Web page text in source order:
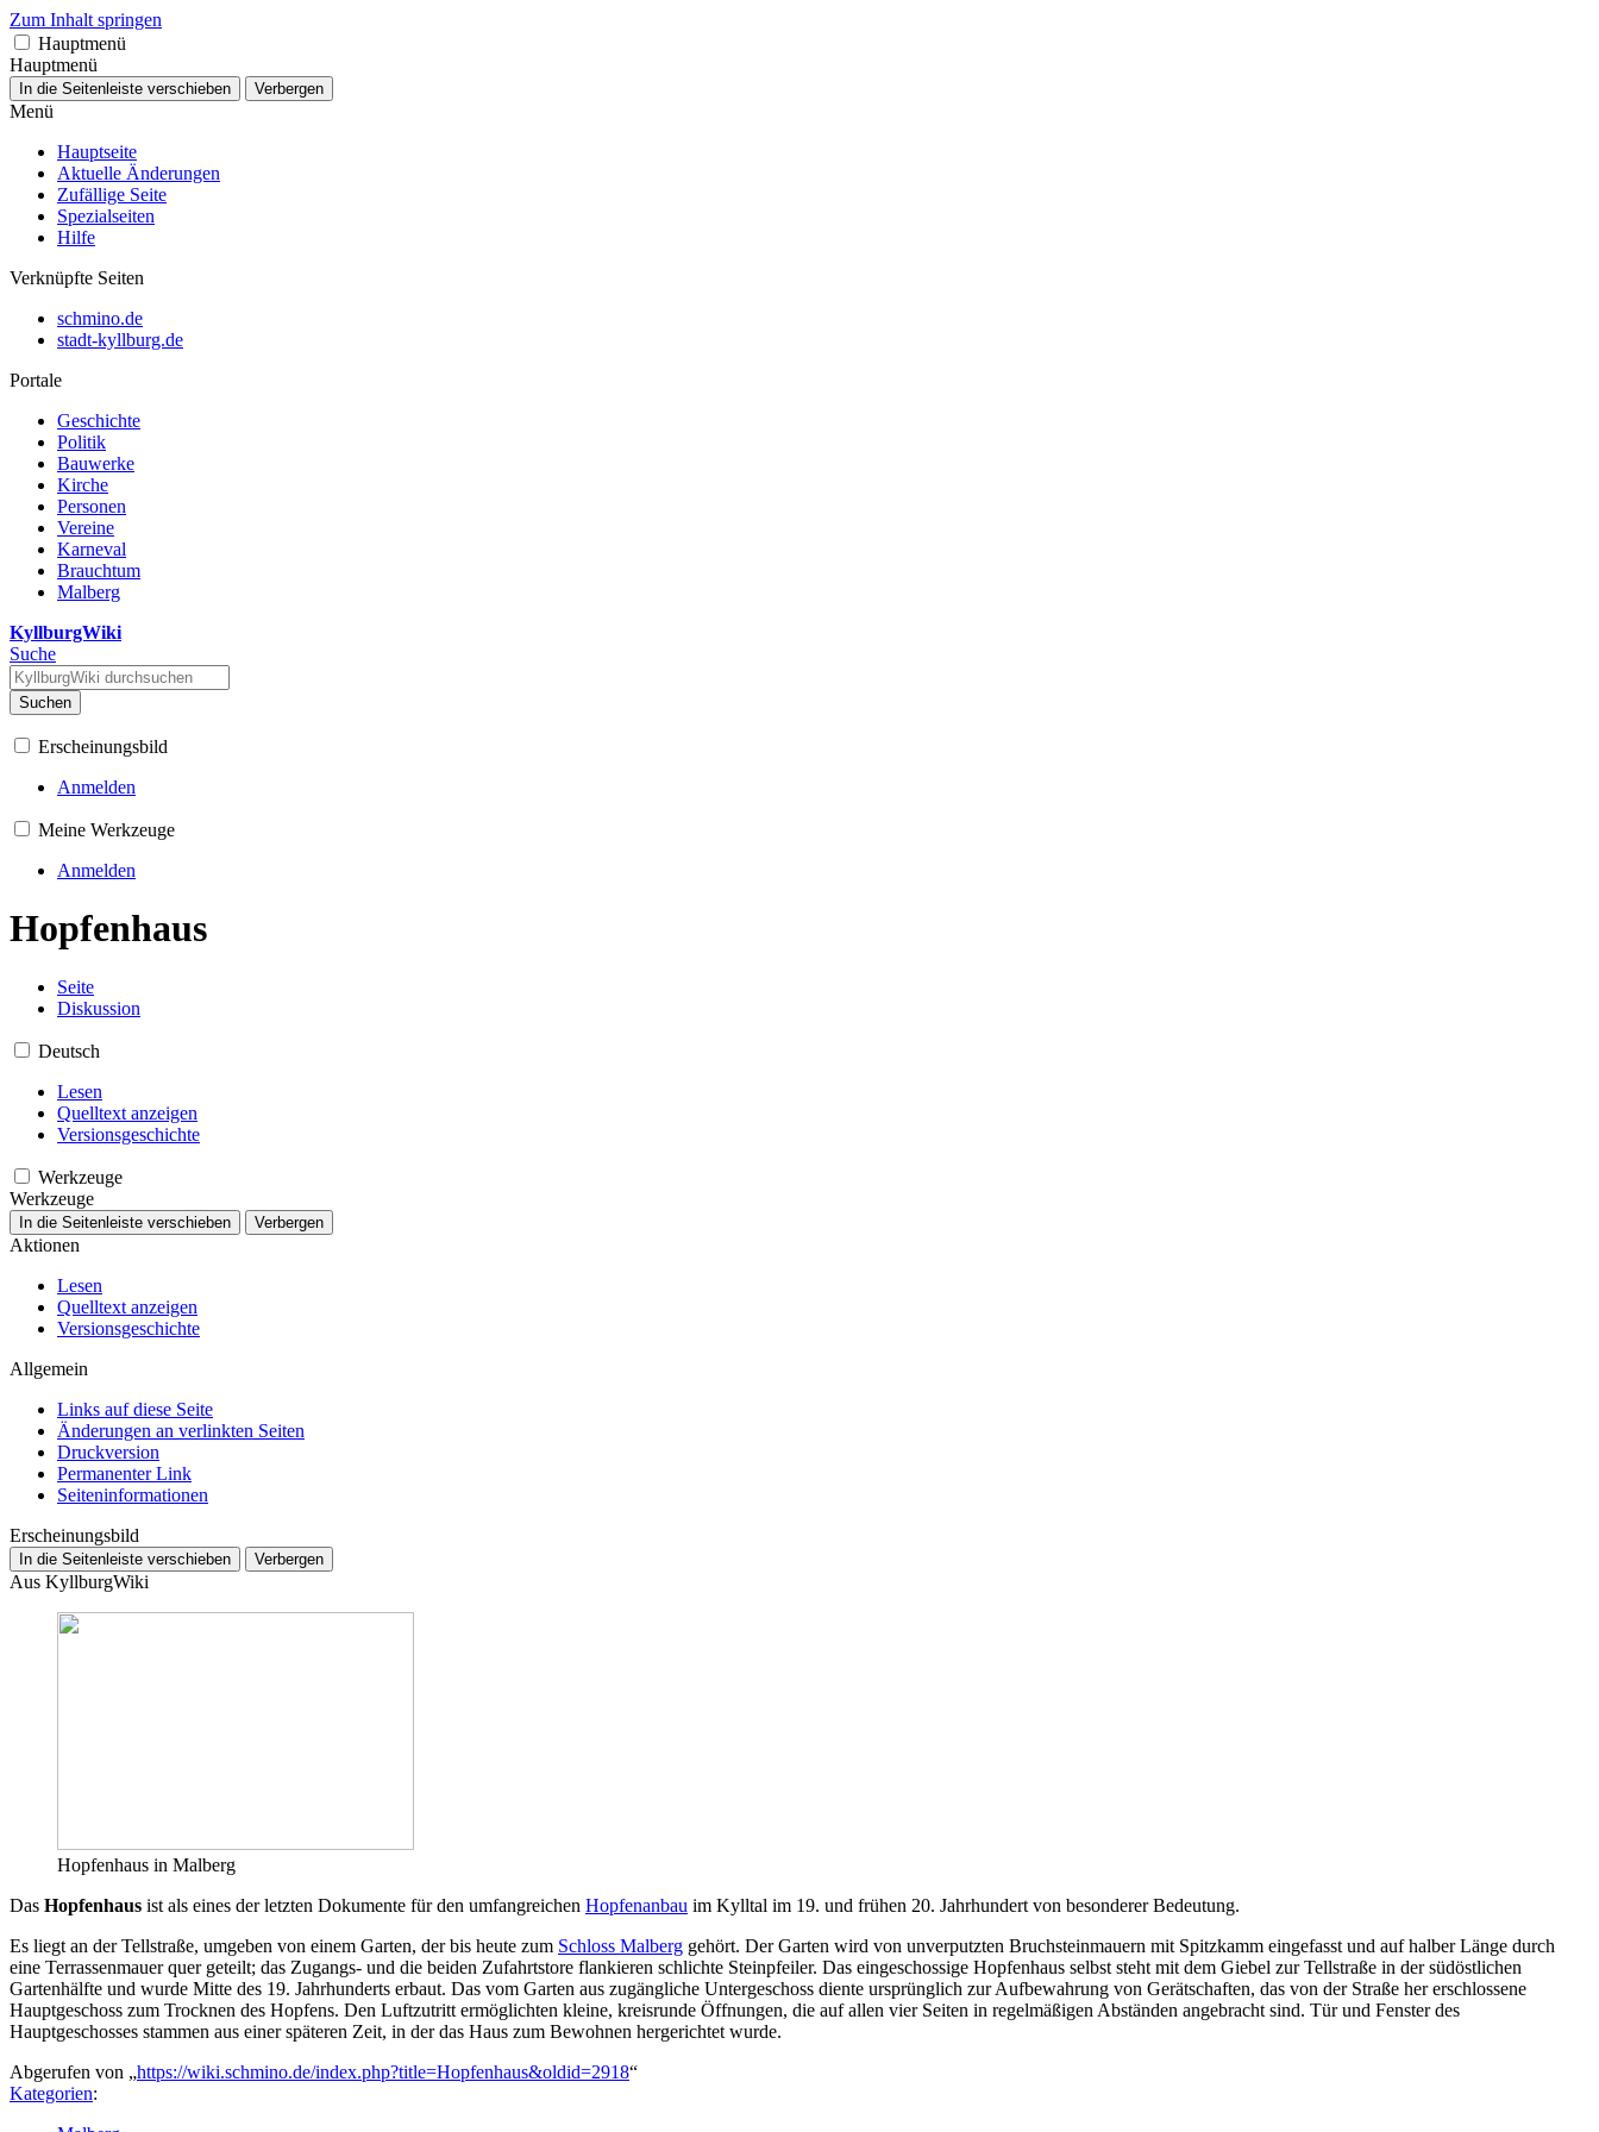
Zum Inhalt springen
Hauptmenü
Hauptmenü
In die Seitenleiste verschieben Verbergen
Menü
Hauptseite
Aktuelle Änderungen
Zufällige Seite
Spezialseiten
Hilfe
Verknüpfte Seiten
schmino.de
stadt-kyllburg.de
Portale
Geschichte
Politik
Bauwerke
Kirche
Personen
Vereine
Karneval
Brauchtum
Malberg
KyllburgWiki
Suche
Suchen
Erscheinungsbild
Anmelden
Meine Werkzeuge
Anmelden
Hopfenhaus
Seite
Diskussion
Deutsch
Lesen
Quelltext anzeigen
Versionsgeschichte
Werkzeuge
Werkzeuge
In die Seitenleiste verschieben Verbergen
Aktionen
Lesen
Quelltext anzeigen
Versionsgeschichte
Allgemein
Links auf diese Seite
Änderungen an verlinkten Seiten
Druckversion
Permanenter Link
Seiten­­informationen
Erscheinungsbild
In die Seitenleiste verschieben Verbergen
Aus KyllburgWiki
Hopfenhaus in Malberg
Das Hopfenhaus ist als eines der letzten Dokumente für den umfangreichen Hopfenanbau im Kylltal im 19. und frühen 20. Jahrhundert von besonderer Bedeutung.
Es liegt an der Tellstraße, umgeben von einem Garten, der bis heute zum Schloss Malberg gehört. Der Garten wird von unverputzten Bruchsteinmauern mit Spitzkamm eingefasst und auf halber Länge durch
eine Terrassenmauer quer geteilt; das Zugangs- und die beiden Zufahrtstore flankieren schlichte Steinpfeiler. Das eingeschossige Hopfenhaus selbst steht mit dem Giebel zur Tellstraße in der südöstlichen
Gartenhälfte und wurde Mitte des 19. Jahrhunderts erbaut. Das vom Garten aus zugängliche Untergeschoss diente ursprünglich zur Aufbewahrung von Gerätschaften, das von der Straße her erschlossene
Hauptgeschoss zum Trocknen des Hopfens. Den Luftzutritt ermöglichten kleine, kreisrunde Öffnungen, die auf allen vier Seiten in regelmäßigen Abständen angebracht sind. Tür und Fenster des
Hauptgeschosses stammen aus einer späteren Zeit, in der das Haus zum Bewohnen hergerichtet wurde.
Abgerufen von „https://wiki.schmino.de/index.php?title=Hopfenhaus&oldid=2918“
Kategorien: